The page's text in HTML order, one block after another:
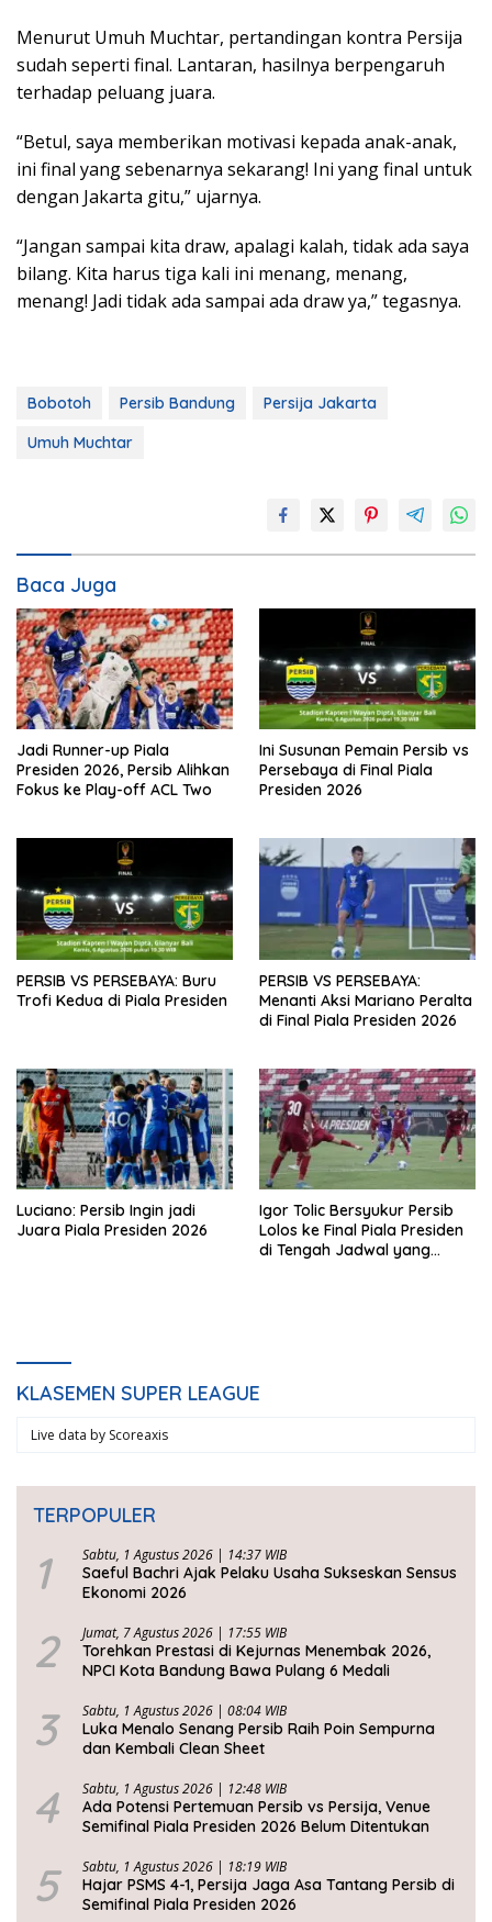
Menurut Umuh Muchtar, pertandingan kontra Persija
sudah seperti final. Lantaran, hasilnya berpengaruh
terhadap peluang juara.
“Betul, saya memberikan motivasi kepada anak-anak,
ini final yang sebenarnya sekarang! Ini yang final untuk
dengan Jakarta gitu,” ujarnya.
“Jangan sampai kita draw, apalagi kalah, tidak ada saya
bilang. Kita harus tiga kali ini menang, menang,
menang! Jadi tidak ada sampai ada draw ya,” tegasnya.
Bobotoh Persib Bandung
Persija Jakarta
Umuh Muchtar
Baca Juga
Jadi Runner-up Piala
Presiden 2026, Persib Alihkan
Fokus ke Play-off ACL Two
Ini Susunan Pemain Persib vs
Persebaya di Final Piala
Presiden 2026
PERSIB VS PERSEBAYA: Buru
Trofi Kedua di Piala Presiden
PERSIB VS PERSEBAYA:
Menanti Aksi Mariano Peralta
di Final Piala Presiden 2026
Luciano: Persib Ingin jadi
Juara Piala Presiden 2026
Igor Tolic Bersyukur Persib
Lolos ke Final Piala Presiden
di Tengah Jadwal yang
KLASEMEN SUPER LEAGUE
Live data by Scoreaxis
TERPOPULER
1 Sabtu, 1 Agustus 2026 | 14:37 WIB
Saeful Bachri Ajak Pelaku Usaha Sukseskan Sensus
Ekonomi 2026
2 Jumat, 7 Agustus 2026 | 17:55 WIB
Torehkan Prestasi di Kejurnas Menembak 2026,
NPCI Kota Bandung Bawa Pulang 6 Medali
3 Sabtu, 1 Agustus 2026 | 08:04 WIB
Luka Menalo Senang Persib Raih Poin Sempurna
dan Kembali Clean Sheet
4 Sabtu, 1 Agustus 2026 | 12:48 WIB
Ada Potensi Pertemuan Persib vs Persija, Venue
Semifinal Piala Presiden 2026 Belum Ditentukan
5 Sabtu, 1 Agustus 2026 | 18:19 WIB
Hajar PSMS 4-1, Persija Jaga Asa Tantang Persib di
Semifinal Piala Presiden 2026